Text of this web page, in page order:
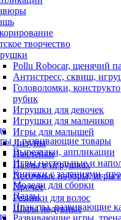
творчество
Pollu Robocar, щенячий
Антистресс, сквиш,
Головоломки,
рубик
Игрушки для девочек
Игрушки для мальчиков
Игры для малышей
Лизуны
Наклейки
Пазлы в игрушках
Песочные наборы, игры
Прочее
Резинки для волос
Шары надувные
и развивающие товары
Вырезалки, аппликации
Игры настольные и
Книжки с заданиями,
Модели для сборки
Пазлы
Плакаты, развивающие
Развивающие игры,